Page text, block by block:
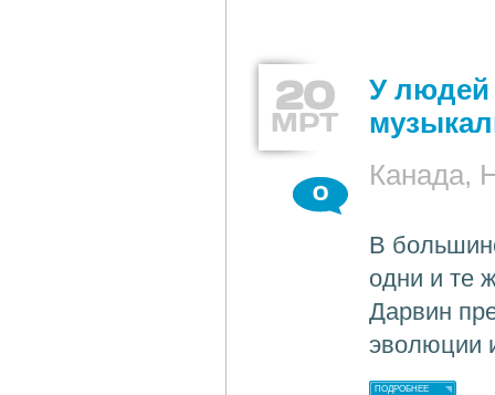
20
МРТ
У людей
Канада,
0
В
одни и те
Дарвин
эволюции
ПОДРОБНЕЕ